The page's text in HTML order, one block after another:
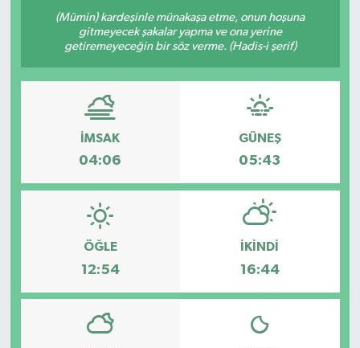
(Mümin) kardeşinle münakaşa etme, onun hoşuna
gitmeyecek şakalar yapma ve ona yerine
getiremeyeceğin bir söz verme. (Hadis-i şerif)
İMSAK
04:06
GÜNEŞ
05:43
ÖĞLE
12:54
İKINDI
16:44